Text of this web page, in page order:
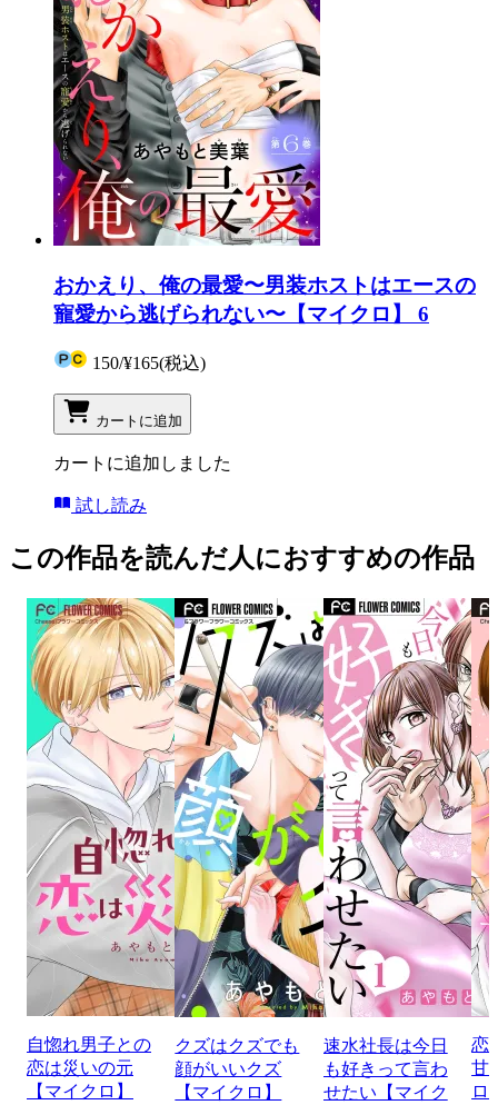
おかえり、俺の最愛〜男装ホストはエースの
寵愛から逃げられない〜【マイクロ】 6
150/¥165(税込)
カートに追加
カートに追加しました
試し読み
この作品を読んだ人におすすめの作品
自惚れ男子との
恋は災いの元
【マイクロ】
クズはクズでも
顔がいいクズ
【マイクロ】
速水社長は今日
も好きって言わ
せたい【マイク
恋
甘
ロ